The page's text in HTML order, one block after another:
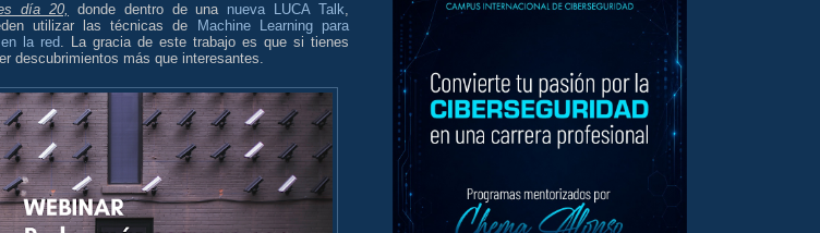
día 20, donde dentro de una nueva LUCA Talk,
utilizar las técnicas de
Machine Learning para
la red. La gracia de este trabajo es que si tienes
descubrimientos más que interesantes.